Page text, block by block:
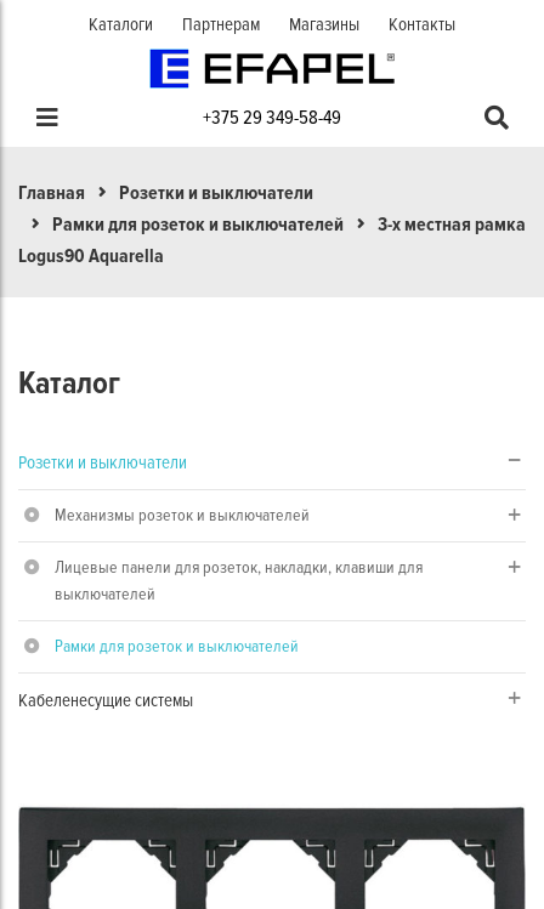
Каталоги Партнерам Магазины Контакты
+375 29 349-58-49
Главная
Розетки и выключатели
Рамки для розеток и выключателей
3-х местная рамка
Logus90 Aquarella
Каталог
Розетки и выключатели
Механизмы розеток и выключателей
Лицевые панели для розеток, накладки, клавиши для
выключателей
Рамки для розеток и выключателей
Кабеленесущие системы